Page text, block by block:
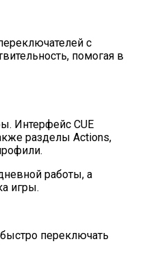
с
помогая в
Интерфейс CUE
разделы Actions,
работы, а
игры.
переключать